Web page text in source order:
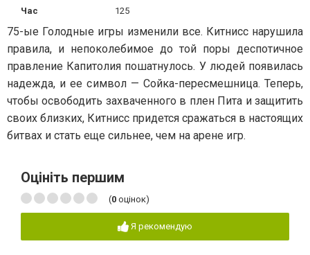
Час 125
75-ые Голодные игры изменили все. Китнисс нарушила
правила, и непоколебимое до той поры деспотичное
правление Капитолия пошатнулось. У людей появилась
надежда, и ее символ — Сойка-пересмешница. Теперь,
чтобы освободить захваченного в плен Пита и защитить
своих близких, Китнисс придется сражаться в настоящих
битвах и стать еще сильнее, чем на арене игр.
Оцініть першим
(0 оцінок)
Я рекомендую